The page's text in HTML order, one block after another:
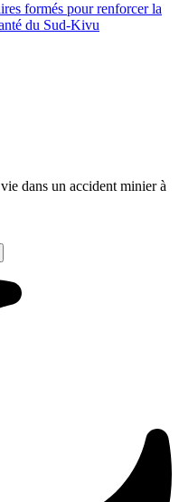
formés pour renforcer la
du Sud-Kivu
dans un accident minier à